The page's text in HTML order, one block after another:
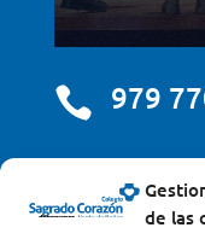
de las
 979